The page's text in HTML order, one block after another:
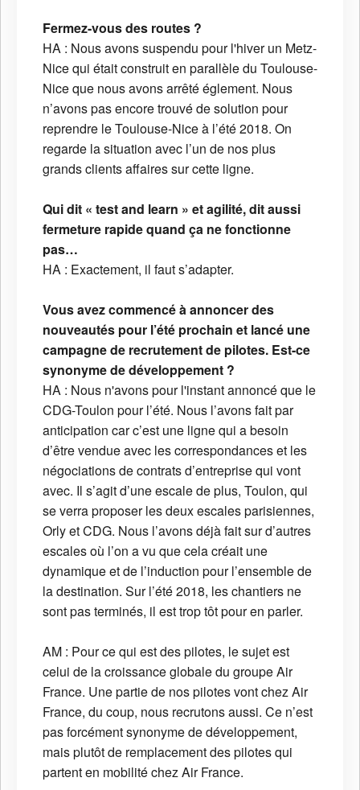
Fermez-vous des routes ?
HA : Nous avons suspendu pour l'hiver un Metz-
Nice qui était construit en parallèle du Toulouse-
Nice que nous avons arrêté églement. Nous
n’avons pas encore trouvé de solution pour
reprendre le Toulouse-Nice à l’été 2018. On
regarde la situation avec l’un de nos plus
grands clients affaires sur cette ligne.
Qui dit « test and learn » et agilité, dit aussi
fermeture rapide quand ça ne fonctionne
pas…
HA : Exactement, il faut s’adapter.
Vous avez commencé à annoncer des
nouveautés pour l’été prochain et lancé une
campagne de recrutement de pilotes. Est-ce
synonyme de développement ?
HA : Nous n'avons pour l'instant annoncé que le
CDG-Toulon pour l’été. Nous l’avons fait par
anticipation car c’est une ligne qui a besoin
d’être vendue avec les correspondances et les
négociations de contrats d’entreprise qui vont
avec. Il s’agit d’une escale de plus, Toulon, qui
se verra proposer les deux escales parisiennes,
Orly et CDG. Nous l’avons déjà fait sur d’autres
escales où l’on a vu que cela créait une
dynamique et de l’induction pour l’ensemble de
la destination. Sur l’été 2018, les chantiers ne
sont pas terminés, il est trop tôt pour en parler.
AM : Pour ce qui est des pilotes, le sujet est
celui de la croissance globale du groupe Air
France. Une partie de nos pilotes vont chez Air
France, du coup, nous recrutons aussi. Ce n’est
pas forcément synonyme de développement,
mais plutôt de remplacement des pilotes qui
partent en mobilité chez Air France.